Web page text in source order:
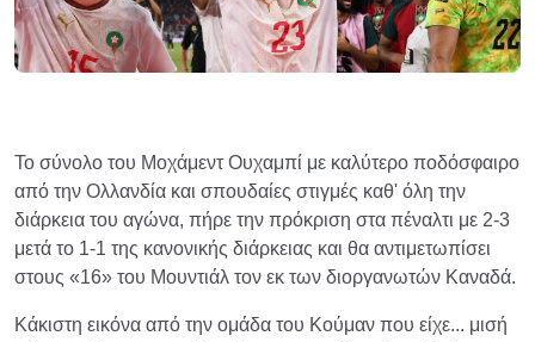
Το σύνολο του Μοχάμεντ Ουχαμπί με καλύτερο ποδόσφαιρο
από την Ολλανδία και σπουδαίες στιγμές καθ' όλη την
διάρκεια του αγώνα, πήρε την πρόκριση στα πέναλτι με 2-3
μετά το 1-1 της κανονικής διάρκειας και θα αντιμετωπίσει
στους «16» του Μουντιάλ τον εκ των διοργανωτών Καναδά.
Κάκιστη εικόνα από την ομάδα του Κούμαν που είχε... μισή